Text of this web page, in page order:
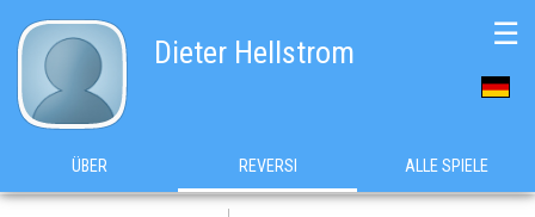
Dieter Hellstrom
☰
ÜBER REVERSI ALLE SPIELE